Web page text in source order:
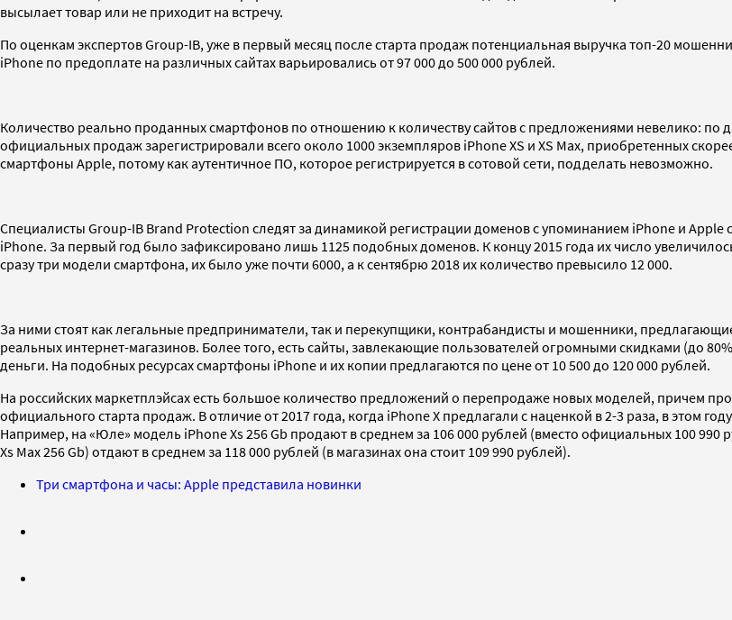
высылает товар или не приходит на встречу.
По оценкам экспертов Group-IB, уже в первый месяц после старта продаж потенциальная выручка топ-20
iPhone по предоплате на различных сайтах варьировались от 97 000 до 500 000 рублей.
Количество реально проданных смартфонов по отношению к количеству сайтов с предложениями невелико: по
официальных продаж зарегистрировали всего около 1000 экземпляров iPhone XS и XS Max, приобретенных
смартфоны Apple, потому как аутентичное ПО, которое регистрируется в сотовой сети, подделать невозможно.
Специалисты Group-IB Brand Protection следят за динамикой регистрации доменов с упоминанием iPhone и
iPhone. За первый год было зафиксировано лишь 1125 подобных доменов. К концу 2015 года их число
сразу три модели смартфона, их было уже почти 6000, а к сентябрю 2018 их количество превысило 12 000.
За ними стоят как легальные предприниматели, так и перекупщики, контрабандисты и мошенники,
реальных интернет-магазинов. Более того, есть сайты, завлекающие пользователей огромными скидками (до
деньги. На подобных ресурсах смартфоны iPhone и их копии предлагаются по цене от 10 500 до 120 000 рублей.
На российских маркетплэйсах есть большое количество предложений о перепродаже новых моделей, причем
официального старта продаж. В отличие от 2017 года, когда iPhone X предлагали с наценкой в 2-3 раза, в этом
Например, на «Юле» модель iPhone Xs 256 Gb продают в среднем за 106 000 рублей (вместо официальных 100
Xs Max 256 Gb) отдают в среднем за 118 000 рублей (в магазинах она стоит 109 990 рублей).
Три смартфона и часы: Apple представила новинки